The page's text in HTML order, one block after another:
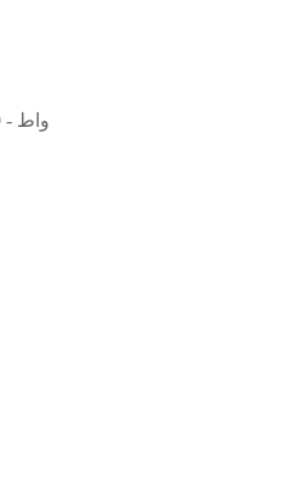
600 واط - 1100 واط / 60 هرتز